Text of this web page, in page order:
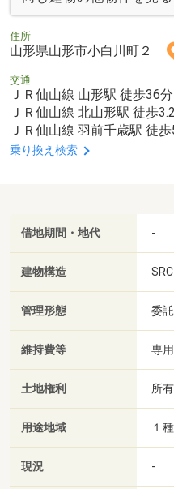
住所
山形県山形市小白川町２
交通
ＪＲ仙山線 山形駅 徒歩36分
ＪＲ仙山線 北山形駅 徒歩
ＪＲ仙山線 羽前千歳駅 徒
乗り換え検索
借地期間・地代 -
建物構造 SRC
管理形態 委
維持費等 専
土地権利 所
用途地域 １
現況 -